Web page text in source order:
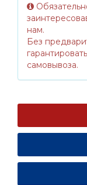
нам.
Без
самовывоза.